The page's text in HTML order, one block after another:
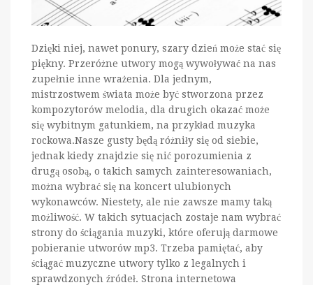
Dzięki niej, nawet ponury, szary dzień może stać się
piękny. Przeróżne utwory mogą wywoływać na nas
zupełnie inne wrażenia. Dla jednym,
mistrzostwem świata może być stworzona przez
kompozytorów melodia, dla drugich okazać może
się wybitnym gatunkiem, na przykład muzyka
rockowa.Nasze gusty będą różniły się od siebie,
jednak kiedy znajdzie się nić porozumienia z
drugą osobą, o takich samych zainteresowaniach,
można wybrać się na koncert ulubionych
wykonawców. Niestety, ale nie zawsze mamy taką
możliwość. W takich sytuacjach zostaje nam wybrać
strony do ściągania muzyki, które oferują darmowe
pobieranie utworów mp3. Trzeba pamiętać, aby
ściągać muzyczne utwory tylko z legalnych i
sprawdzonych źródeł. Strona internetowa